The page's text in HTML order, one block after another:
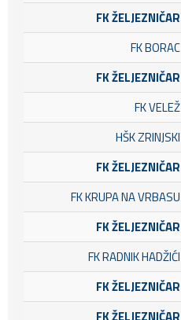
FK ŽELJEZNIČAR
FK BORAC
FK ŽELJEZNIČAR
FK VELEŽ
HŠK ZRINJSKI
FK ŽELJEZNIČAR
FK KRUPA NA VRBASU
FK ŽELJEZNIČAR
FK RADNIK HADŽIĆI
FK ŽELJEZNIČAR